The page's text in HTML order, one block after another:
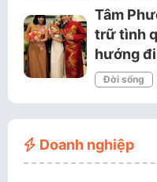
Tâm
trữ tình
hướng
Đời sống
Doanh nghiệp